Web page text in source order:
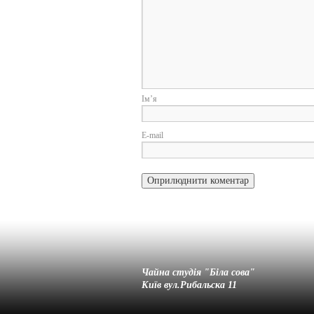
Чайна студія "Біла cова"
Київ вул.Рибальска 11